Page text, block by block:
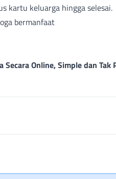
kartu keluarga hingga selesai.
bermanfaat
Secara Online, Simple dan Tak